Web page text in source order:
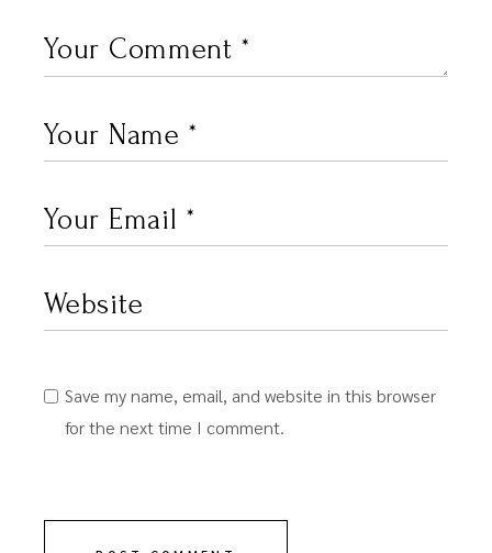
Save my name, email, and website in this browser
for the next time I comment.